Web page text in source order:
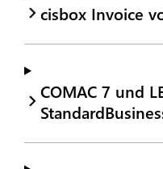
cisbox Invoice
COMAC 7 und